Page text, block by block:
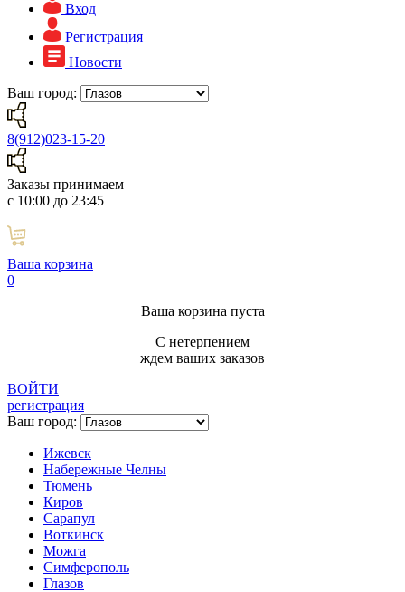
Вход
Регистрация
Новости
Ваш город:
8(912)023-15-20
Заказы принимаем
с 10:00 до 23:45
Ваша корзина
0
Ваша корзина пуста
С нетерпением
ждем ваших заказов
ВОЙТИ
регистрация
Ваш город:
Ижевск
Набережные Челны
Тюмень
Киров
Сарапул
Воткинск
Можга
Симферополь
Глазов